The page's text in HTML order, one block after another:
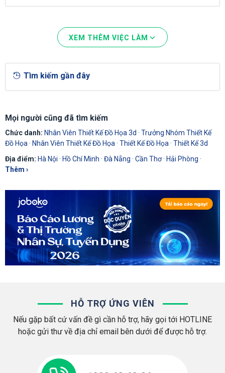
XEM THÊM VIỆC LÀM
Tìm kiếm gần đây
Mọi người cũng đã tìm kiếm
Chức danh: Nhân Viên Thiết Kế Đồ Họa 3d · Trưởng Nhóm Thiết Kế
Đồ Họa· Nhân Viên Thiết Kế Đồ Họa· Thiết Kế Đồ Họa· Thiết Kế 3d
Địa điểm: Hà Nội · Hồ Chí Minh · Đà Nẵng · Cần Thơ· Hải Phòng ·
Thêm ›
HỖ TRỢ ỨNG VIÊN
Nếu gặp bất cứ vấn đề gì cần hỗ trợ, hãy gọi tới HOTLINE
hoặc gửi thư về địa chỉ email bên dưới để được hỗ trợ.